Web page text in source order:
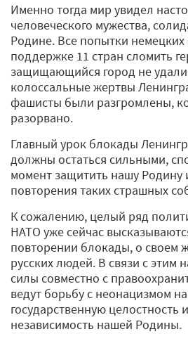
Именно тогда мир увидел
человеческого мужества,
Родине. Все попытки
поддержке 11 стран сломить
защищающийся город не
колоссальные жертвы
фашисты были разгромлены,
разорвано.
Главный урок блокады
должны остаться сильными,
момент защитить нашу Родину
повторения таких страшных
К сожалению, целый ряд
НАТО уже сейчас
повторении блокады, о своем
русских людей. В связи с этим
силы совместно с
ведут борьбу с неонацизмом
государственную целостность
независимость нашей Родины.